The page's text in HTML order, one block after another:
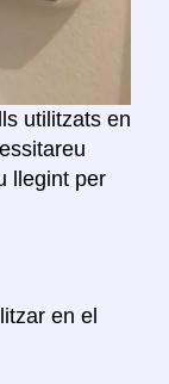
utilitzats en
llegint per
en el